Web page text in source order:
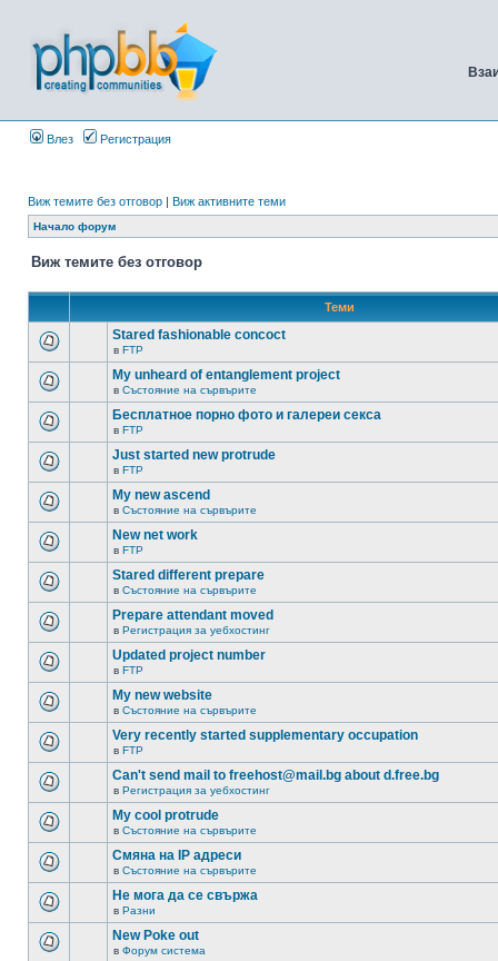
Влез Регистрация
Виж темите без отговор | Виж активните теми
Начало форум
Виж темите без отговор
Теми
Stared fashionable concoct
в FTP
My unheard of entanglement project
в Състояние на сървърите
Бесплатное порно фото и галереи секса
в FTP
Just started new protrude
в FTP
My new ascend
в Състояние на сървърите
New net work
в FTP
Stared different prepare
в Състояние на сървърите
Prepare attendant moved
в Регистрация за уебхостинг
Updated project number
в FTP
My new website
в Състояние на сървърите
Very recently started supplementary occupation
в FTP
Can't send mail to freehost@mail.bg about d.free.bg
в Регистрация за уебхостинг
My cool protrude
в Състояние на сървърите
Смяна на IP адреси
в Състояние на сървърите
Не мога да се свържа
в Разни
New Poke out
в Форум система